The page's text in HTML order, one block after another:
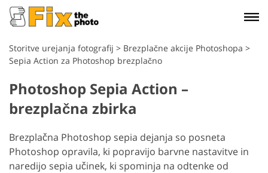
Storitve urejanja fotografij > Brezplačne akcije Photoshopa >
Sepia Action za Photoshop brezplačno
Photoshop Sepia Action –
brezplačna zbirka
Brezplačna Photoshop sepia dejanja so posneta
Photoshop opravila, ki popravijo barvne nastavitve in
naredijo sepia učinek, ki spominja na odtenke od